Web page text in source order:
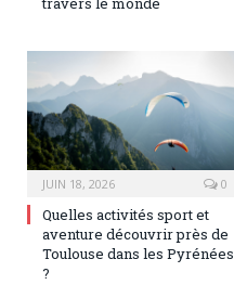
JUIN 18, 2026 0
Quelles activités sport et
aventure découvrir près de
Toulouse dans les Pyrénées
?